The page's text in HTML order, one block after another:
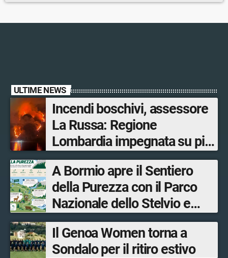
ULTIME NEWS
Incendi boschivi, assessore
La Russa: Regione
Lombardia impegnata su più
fronti, 48 volontari coinvolti
tra le province di Lecco,
Sondrio, Milano e Como
A Bormio apre il Sentiero
della Purezza con il Parco
Nazionale dello Stelvio e
Bormio Tourism
Il Genoa Women torna a
Sondalo per il ritiro estivo